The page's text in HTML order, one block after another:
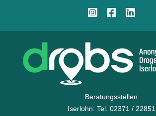
Beratungsstellen
Iserlohn: Tel. 02371 / 22851